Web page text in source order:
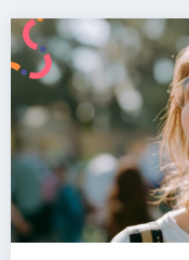
Hotel- und
Revenue
Tourism
Tourismus